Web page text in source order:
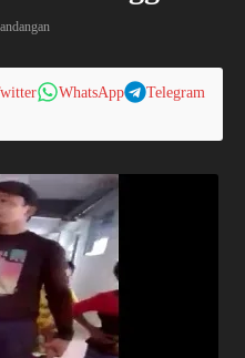
WhatsApp
Telegram